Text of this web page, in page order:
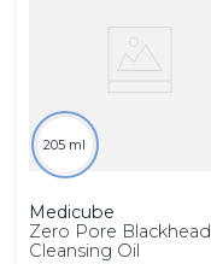
205 ml
Medicube
Zero Pore Blackhead
Cleansing Oil